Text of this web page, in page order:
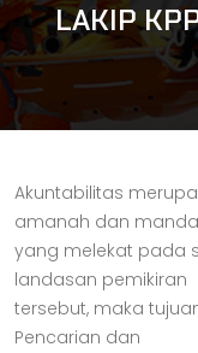
LAKIP
Akuntabilitas
amanah dan
yang melekat pada
landasan pemikiran
tersebut, maka
Pencarian dan